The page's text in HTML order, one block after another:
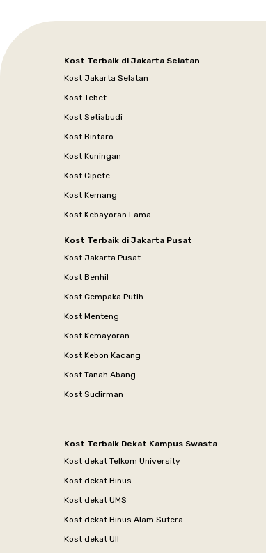
Kost Terbaik di Jakarta Selatan
Kost Jakarta Selatan
Kost Tebet
Kost Setiabudi
Kost Bintaro
Kost Kuningan
Kost Cipete
Kost Kemang
Kost Kebayoran Lama
Kost Terbaik di Jakarta Pusat
Kost Jakarta Pusat
Kost Benhil
Kost Cempaka Putih
Kost Menteng
Kost Kemayoran
Kost Kebon Kacang
Kost Tanah Abang
Kost Sudirman
Kost Terbaik Dekat Kampus Swasta
Kost dekat Telkom University
Kost dekat Binus
Kost dekat UMS
Kost dekat Binus Alam Sutera
Kost dekat UII